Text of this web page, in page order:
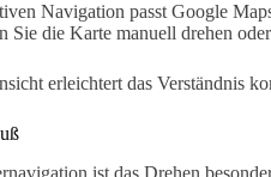
Navigation passt Google
Sie die Karte manuell drehen
erleichtert das Verständnis